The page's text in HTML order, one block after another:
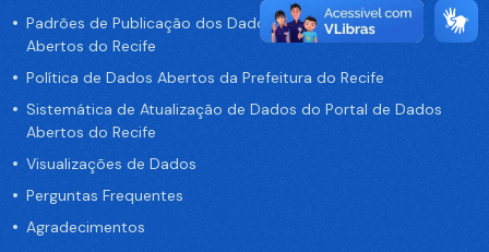
Padrões de Publicação dos Dados no Portal de Dados
Abertos do Recife
Política de Dados Abertos da Prefeitura do Recife
Sistemática de Atualização de Dados do Portal de Dados
Abertos do Recife
Visualizações de Dados
Perguntas Frequentes
Agradecimentos